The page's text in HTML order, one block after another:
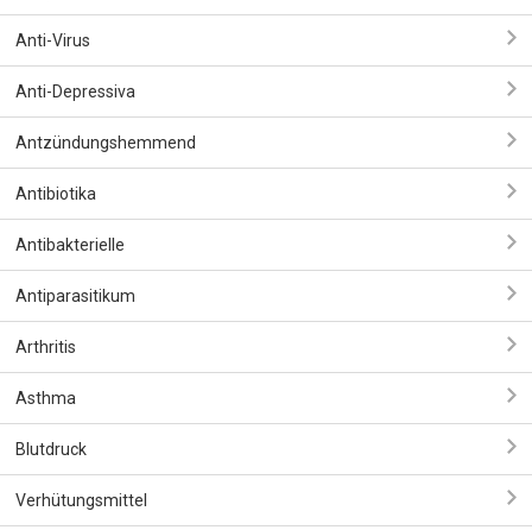
Anti-Virus
Anti-Depressiva
Antzündungshemmend
Antibiotika
Antibakterielle
Antiparasitikum
Arthritis
Asthma
Blutdruck
Verhütungsmittel